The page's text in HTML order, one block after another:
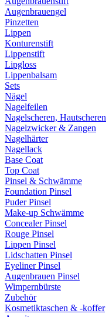
Augenbrauengel
Pinzetten
Lippen
Konturenstift
Lippenstift
Lipgloss
Lippenbalsam
Sets
Nägel
Nagelfeilen
Nagelscheren, Hautscheren
Nagelzwicker & Zangen
Nagelhärter
Nagellack
Base Coat
Top Coat
Pinsel & Schwämme
Foundation Pinsel
Puder Pinsel
Make-up Schwämme
Concealer Pinsel
Rouge Pinsel
Lippen Pinsel
Lidschatten Pinsel
Eyeliner Pinsel
Augenbrauen Pinsel
Wimpernbürste
Zubehör
Kosmetiktaschen & -koffer